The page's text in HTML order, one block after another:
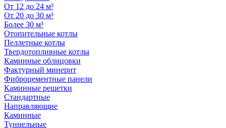
От 12 до 24 м³
От 20 до 30 м³
Более 30 м³
Отопительные котлы
Пеллетные котлы
Твердотопливные котлы
Каминные облицовки
Фактурный минерит
Фиброцементные панели
Каминные решетки
Стандартные
Направляющие
Каминные
Туннельные